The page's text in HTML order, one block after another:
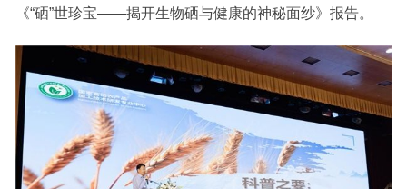
《“硒”世珍宝——揭开生物硒与健康的神秘面纱》报告。